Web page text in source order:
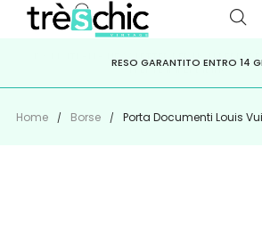
PAGA A RATE CONKLARNA,HEYLIGHT,
ISCRIVITI ALLA NEWSLETTER PER NON PERDERE
OFFERTE IMPERDIBILI!
RESO GARANTITO ENTRO 14
Home Borse Porta Documenti Louis